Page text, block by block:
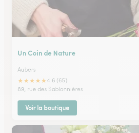
Un Coin de Nature
Aubers
★★★★★4.6 (65)
89, rue des Sablonnières
Voir la boutique